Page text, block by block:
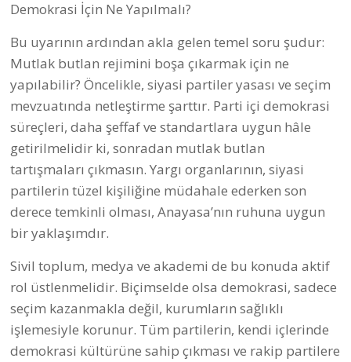
Demokrasi İçin Ne Yapılmalı?
Bu uyarının ardından akla gelen temel soru şudur:
Mutlak butlan rejimini boşa çıkarmak için ne
yapılabilir? Öncelikle, siyasi partiler yasası ve seçim
mevzuatında netleştirme şarttır. Parti içi demokrasi
süreçleri, daha şeffaf ve standartlara uygun hâle
getirilmelidir ki, sonradan mutlak butlan
tartışmaları çıkmasın. Yargı organlarının, siyasi
partilerin tüzel kişiliğine müdahale ederken son
derece temkinli olması, Anayasa’nın ruhuna uygun
bir yaklaşımdır.
Sivil toplum, medya ve akademi de bu konuda aktif
rol üstlenmelidir. Biçimselde olsa demokrasi, sadece
seçim kazanmakla değil, kurumların sağlıklı
işlemesiyle korunur. Tüm partilerin, kendi içlerinde
demokrasi kültürüne sahip çıkması ve rakip partilere